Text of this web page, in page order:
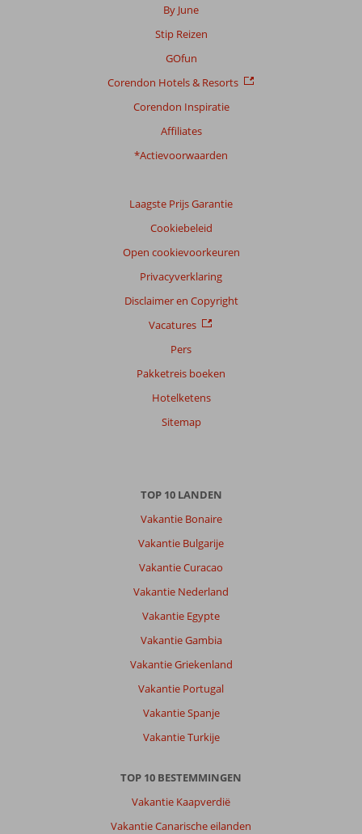
By June
Stip Reizen
GOfun
Corendon Hotels & Resorts
Corendon Inspiratie
Affiliates
*Actievoorwaarden
Laagste Prijs Garantie
Cookiebeleid
Open cookievoorkeuren
Privacyverklaring
Disclaimer en Copyright
Vacatures
Pers
Pakketreis boeken
Hotelketens
Sitemap
TOP 10 LANDEN
Vakantie Bonaire
Vakantie Bulgarije
Vakantie Curacao
Vakantie Nederland
Vakantie Egypte
Vakantie Gambia
Vakantie Griekenland
Vakantie Portugal
Vakantie Spanje
Vakantie Turkije
TOP 10 BESTEMMINGEN
Vakantie Kaapverdië
Vakantie Canarische eilanden